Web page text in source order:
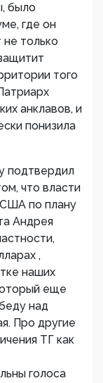
было
где он
только
того
анклавов, и
понизила
подтвердил
что власти
по плану
Андрея
,
наших
еще
над
Про другие
ТГ как
голоса